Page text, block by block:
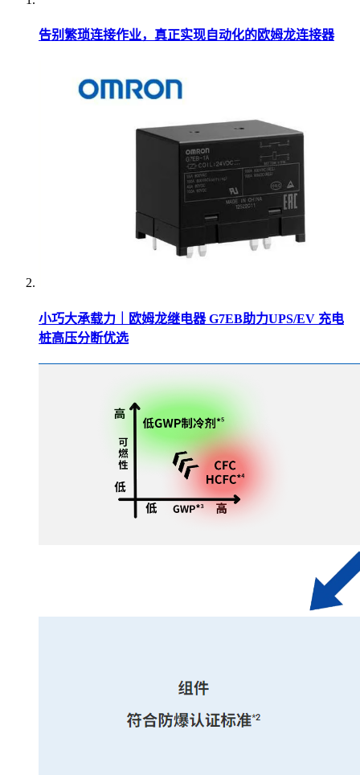
告别繁琐连接作业，真正实现自动化的欧姆龙连接器
小巧大承载力｜欧姆龙继电器 G7EB助力UPS/EV 充电
桩高压分断优选